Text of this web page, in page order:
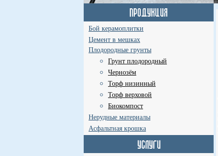
Бой керамоплитки
Цемент в мешках
Плодородные грунты
Грунт плодородный
Чернозём
Торф низинный
Торф верховой
Биокомпост
Нерудные материалы
Асфальтная крошка